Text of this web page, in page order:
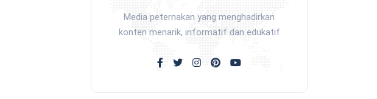
Media peternakan yang menghadirkan
konten menarik, informatif dan edukatif